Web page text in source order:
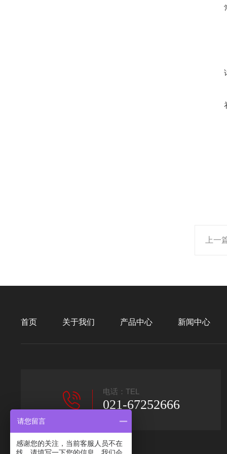
上一
首页 关于我们 产品中心 新闻中心
电话：TEL
021-67252666
请您留言
感谢您的关注，当前客服人员不在